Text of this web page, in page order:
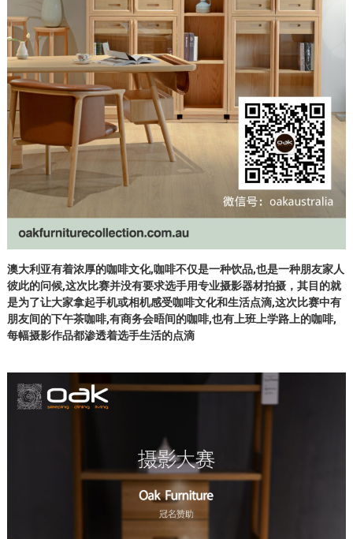
澳大利亚有着浓厚的咖啡文化,咖啡不仅是一种饮品,也是一种朋友家人
彼此的问候,这次比赛并没有要求选手用专业摄影器材拍摄，其目的就
是为了让大家拿起手机或相机感受咖啡文化和生活点滴,这次比赛中有
朋友间的下午茶咖啡,有商务会晤间的咖啡,也有上班上学路上的咖啡,
每幅摄影作品都渗透着选手生活的点滴